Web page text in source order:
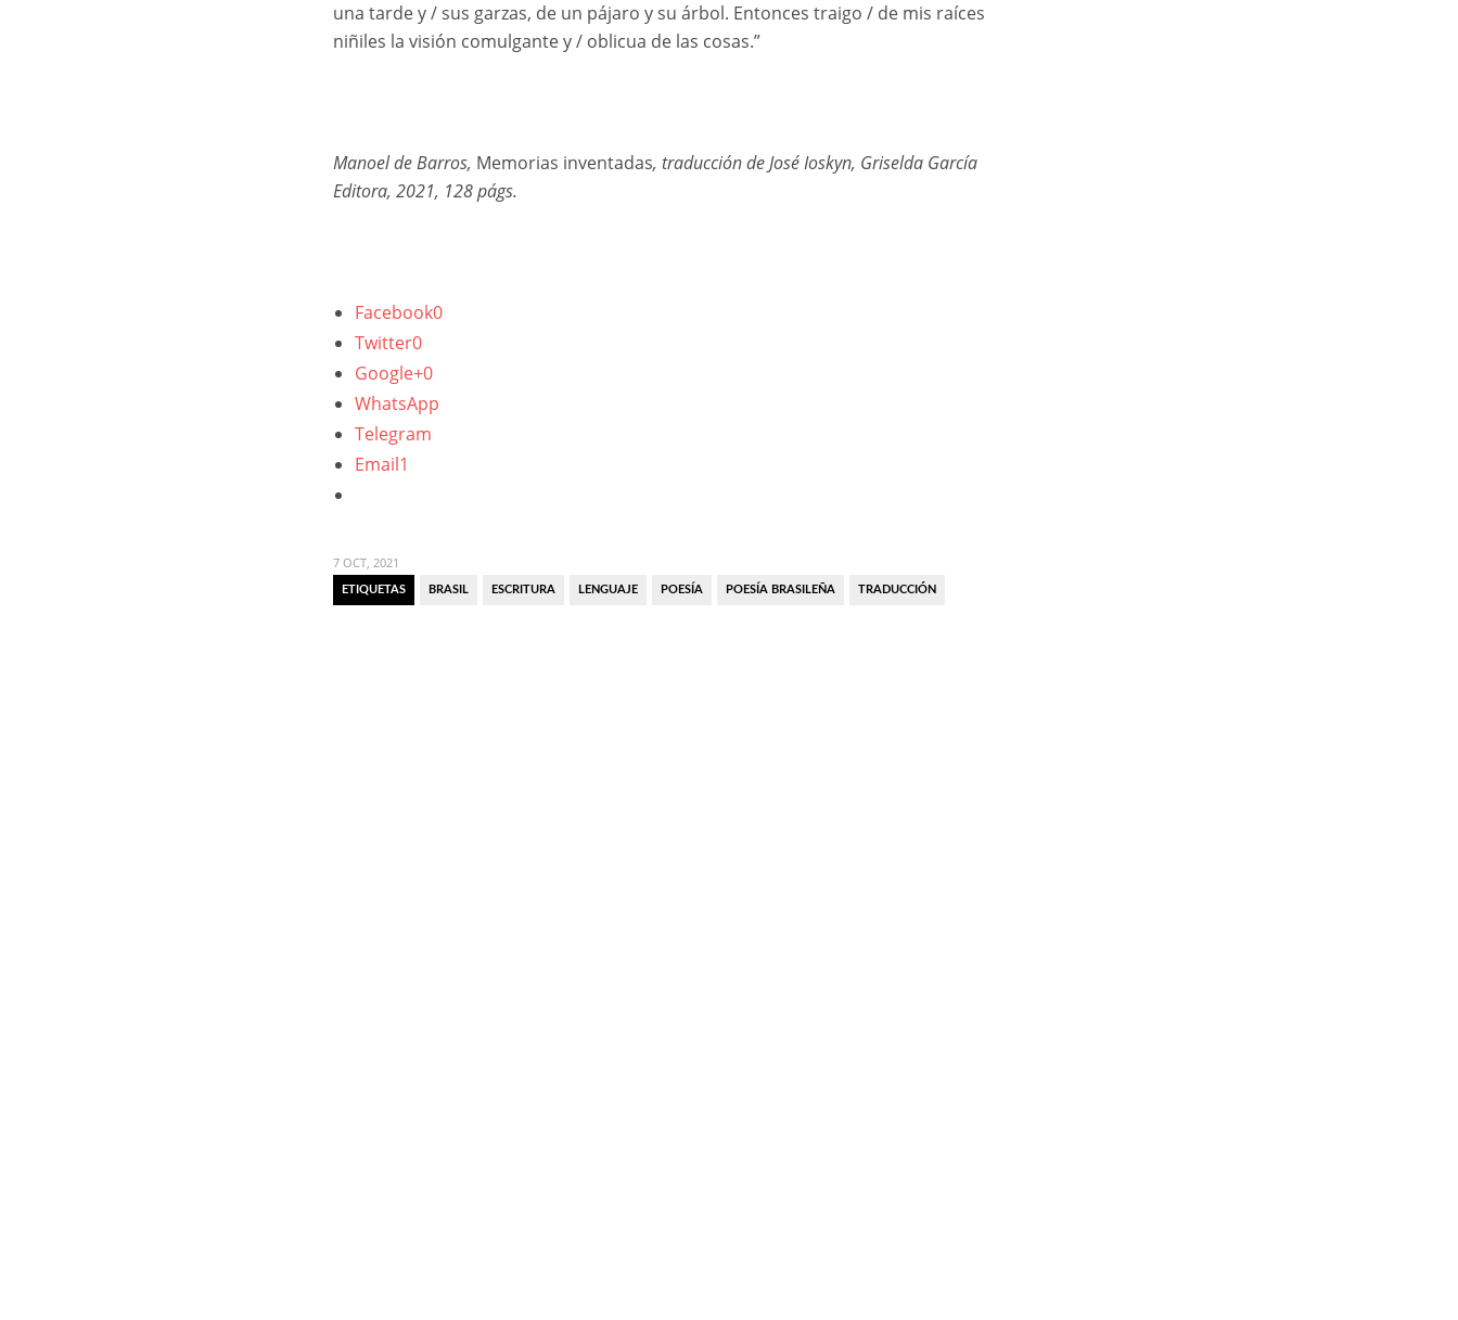
una tarde y / sus garzas, de un pájaro y su árbol. Entonces traigo / de mis raíces
niñiles la visión comulgante y / oblicua de las cosas.”
Manoel de Barros, Memorias inventadas, traducción de José Ioskyn, Griselda García
Editora, 2021, 128 págs.
Facebook0
Twitter0
Google+0
WhatsApp
Telegram
Email1
7 OCT, 2021
ETIQUETAS BRASIL ESCRITURA LENGUAJE POESÍA POESÍA BRASILEÑA TRADUCCIÓN